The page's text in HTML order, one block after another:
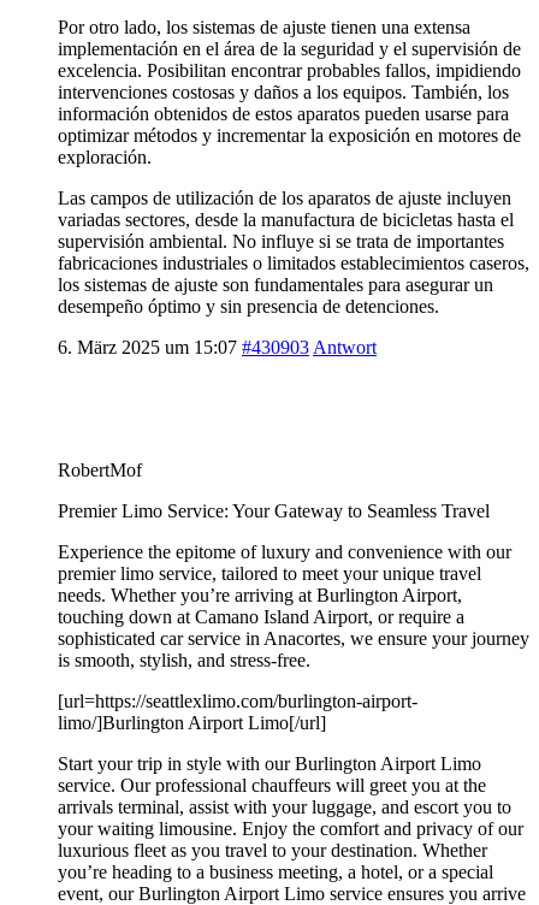
Por otro lado, los sistemas de ajuste tienen una extensa
implementación en el área de la seguridad y el supervisión de
excelencia. Posibilitan encontrar probables fallos, impidiendo
intervenciones costosas y daños a los equipos. También, los
información obtenidos de estos aparatos pueden usarse para
optimizar métodos y incrementar la exposición en motores de
exploración.
Las campos de utilización de los aparatos de ajuste incluyen
variadas sectores, desde la manufactura de bicicletas hasta el
supervisión ambiental. No influye si se trata de importantes
fabricaciones industriales o limitados establecimientos caseros,
los sistemas de ajuste son fundamentales para asegurar un
desempeño óptimo y sin presencia de detenciones.
6. März 2025 um 15:07 #430903 Antwort
RobertMof
Premier Limo Service: Your Gateway to Seamless Travel
Experience the epitome of luxury and convenience with our
premier limo service, tailored to meet your unique travel
needs. Whether you’re arriving at Burlington Airport,
touching down at Camano Island Airport, or require a
sophisticated car service in Anacortes, we ensure your journey
is smooth, stylish, and stress-free.
[url=https://seattlexlimo.com/burlington-airport-
limo/]Burlington Airport Limo[/url]
Start your trip in style with our Burlington Airport Limo
service. Our professional chauffeurs will greet you at the
arrivals terminal, assist with your luggage, and escort you to
your waiting limousine. Enjoy the comfort and privacy of our
luxurious fleet as you travel to your destination. Whether
you’re heading to a business meeting, a hotel, or a special
event, our Burlington Airport Limo service ensures you arrive